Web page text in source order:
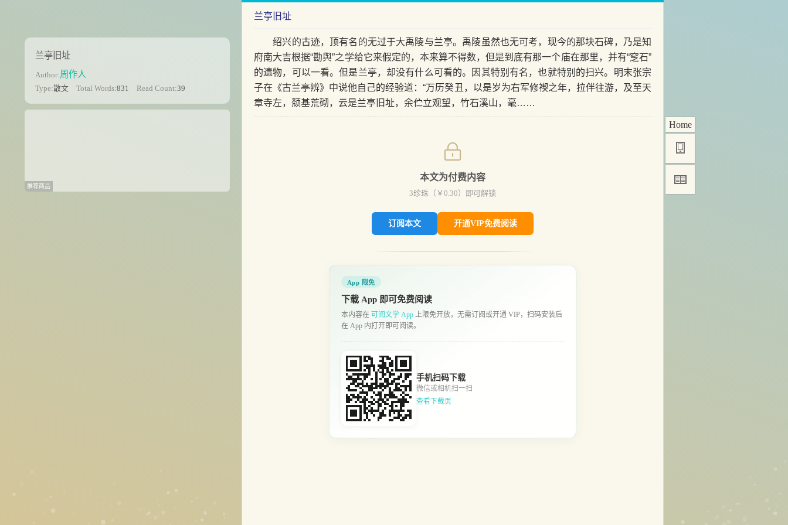
Home
兰亭旧址
绍兴的古迹，顶有名的无过于大禹陵与兰亭。禹陵虽然也无可考，现今的那块石碑，乃是知
府南大吉根据“勘舆”之学给它来假定的，本来算不得数，但是到底有那一个庙在那里，并有“窆石”
的遗物，可以一看。但是兰亭，却没有什么可看的。因其特别有名，也就特别的扫兴。明末张宗
子在《古兰亭辨》中说他自己的经验道：“万历癸丑，以是岁为右军修禊之年，拉伴往游，及至天
章寺左，颓基荒砌，云是兰亭旧址，余伫立观望，竹石溪山，毫……
本文为付费内容
3珍珠（￥ 0.30）即可解锁
订阅本文 开通VIP免费阅读
App 限免
下载 App 即可免费阅读
本内容在 可阅文学 App 上限免开放，无需订阅或开通 VIP，扫码安装后
在 App 内打开即可阅读。
手机扫码下载
微信或相机扫一扫
查看下载页
兰亭旧址
Author:周作人
Type:散文 Total Words:831 Read Count:39
推荐商品